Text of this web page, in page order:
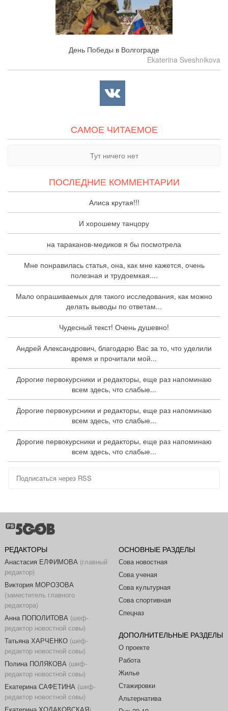
День Победы в Волгограде
Ekaterina Sveshnikova
САМОЕ ЧИТАЕМОЕ
Тут ничего нет
ПОСЛЕДНИЕ КОММЕНТАРИИ
Алиса крутая!!!
И хорошему танцору
на тараканов-медиков я бы посмотрела
Мне понравилась статья, она, как мне кажется, очень
полезная и трудоемкая....
Мало опрашиваемых для такого исследования, как можно
делать выводы по ответам...
Чудесный текст! Очень душевно!
Андрей Александрович, благодарю Вас за то, что уделили
время и прочитали мой...
Дорогие первокурсники и редакторы, еще раз напоминаю
всем здесь, что слабые...
Дорогие первокурсники и редакторы, еще раз напоминаю
всем здесь, что слабые...
Дорогие первокурсники и редакторы, еще раз напоминаю
всем здесь, что слабые...
Подписаться через RSS
РЕДАКТОРЫ
Анастасия ЕЛФИМОВА(главный
редактор)
Виктория МОРОЗОВА
(заместитель главного
редактора)
Анна ПОПОЛИТОВА(шеф-
редактор новостной совы)
Татьяна ХАРЧЕНКО(шеф-
редактор новостной совы)
Полина ПОЛЯКОВА(шеф-
редактор новостной совы)
Екатерина САФЕТИНА(шеф-
редактор новостной совы)
ОСНОВНЫЕ РАЗДЕЛЫ
Сова новостная
Сова ученая
Сова культурная
Сова спортивная
Спецназ
ДОПОЛНИТЕЛЬНЫЕ РАЗДЕЛЫ
О проекте
Работа
Жилье
Стажировки
Альтернатива